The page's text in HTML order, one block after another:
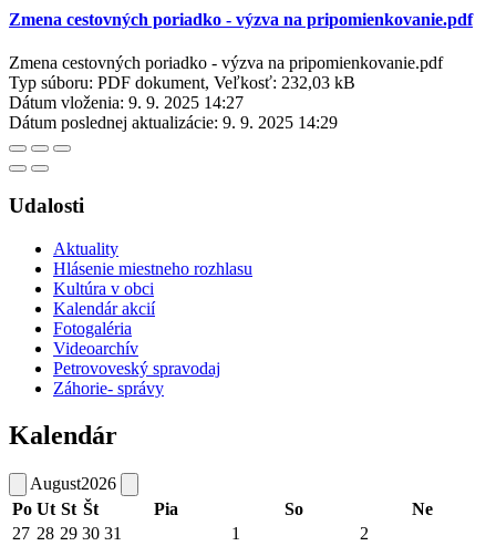
Zmena cestovných poriadko - výzva na pripomienkovanie.pdf
Zmena cestovných poriadko - výzva na pripomienkovanie.pdf
Typ súboru: PDF dokument, Veľkosť: 232,03 kB
Dátum vloženia: 9. 9. 2025 14:27
Dátum poslednej aktualizácie: 9. 9. 2025 14:29
Udalosti
Aktuality
Hlásenie miestneho rozhlasu
Kultúra v obci
Kalendár akcií
Fotogaléria
Videoarchív
Petrovoveský spravodaj
Záhorie- správy
Kalendár
August2026
Po Ut St Št Pia So
Ne
27 28 29 30 31 1
2